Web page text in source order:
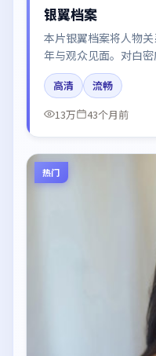
银翼档案
本片银翼档案将人物
年与观众见面。对白
汤唯、段奕宏的台词
港都市与冷色调摄影。
高清
流畅
13万
43个月前
热门